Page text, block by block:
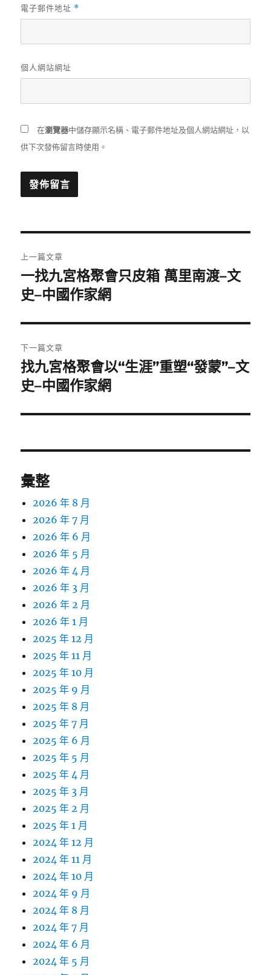
電子郵件地址 *
個人網站網址
在瀏覽器中儲存顯示名稱、電子郵件地址及個人網站網址，以
供下次發佈留言時使用。
章
導
覽
上一篇文章
上
一
文
章:
一找九宮格聚會只皮箱 萬里南渡–文
史–中國作家網
下一篇文章
下
一
文
找九宮格聚會以“生涯”重塑“發蒙”–文
史–中國作家網
彙整
2026 年 8 月
2026 年 7 月
2026 年 6 月
2026 年 5 月
2026 年 4 月
2026 年 3 月
2026 年 2 月
2026 年 1 月
2025 年 12 月
2025 年 11 月
2025 年 10 月
2025 年 9 月
2025 年 8 月
2025 年 7 月
2025 年 6 月
2025 年 5 月
2025 年 4 月
2025 年 3 月
2025 年 2 月
2025 年 1 月
2024 年 12 月
2024 年 11 月
2024 年 10 月
2024 年 9 月
2024 年 8 月
2024 年 7 月
2024 年 6 月
2024 年 5 月